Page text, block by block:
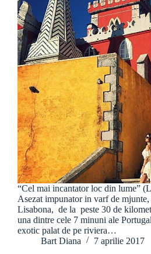
“Cel mai incantator loc din lume”
Asezat impunator in varf de mjunte,
Lisabona, de la peste 30 de
una dintre cele 7 minuni ale
exotic palat de pe riviera…
Bart Diana
7 aprilie 2017